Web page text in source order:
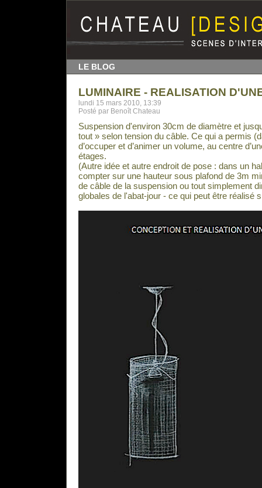
LE BLOG
LUMINAIRE - REALISATION
lundi 15 mars 2010, 13:39
Posté par Benoît Chateau
Suspension d'environ 30cm de diamètre et
tout » selon tension du câble. Ce qui a permis
d’occuper et d’animer un volume, au centre
étages.
(Autre idée et autre endroit de pose : dans un
compter sur une hauteur sous plafond de 3m
de câble de la suspension ou tout simplement
globales de l'abat-jour - ce qui peut être réalisé